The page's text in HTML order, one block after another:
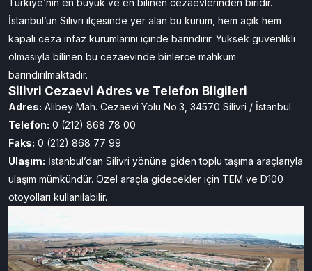
İstanbul’un Silivri ilçesinde yer alan bu kurum, hem açık hem
kapalı ceza infaz kurumlarını içinde barındırır. Yüksek güvenlikli
olmasıyla bilinen bu cezaevinde binlerce mahkum
barındırılmaktadır.
Silivri Cezaevi Adres ve Telefon Bilgileri
Adres: Alibey Mah. Cezaevi Yolu No:3, 34570 Silivri / İstanbul
Telefon: 0 (212) 868 78 00
Faks: 0 (212) 868 77 99
Ulaşım: İstanbul’dan Silivri yönüne giden toplu taşıma araçlarıyla
ulaşım mümkündür. Özel araçla gidecekler için TEM ve D100
otoyolları kullanılabilir.